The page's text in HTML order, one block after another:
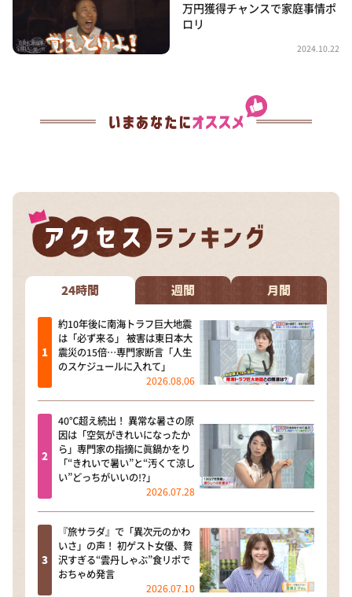
万円獲得チャンスで家庭事情ポ
ロリ
2024.10.22
24時間 週間 月間
約10年後に南海トラフ巨大地震
は「必ず来る」 被害は東日本大
震災の15倍…専門家断言「人生
のスケジュールに入れて」
2026.08.06
40℃超え続出！ 異常な暑さの原
因は「空気がきれいになったか
ら」専門家の指摘に眞鍋かをり
「“きれいで暑い”と“汚くて涼し
い”どっちがいいの!?」
2026.07.28
『旅サラダ』で「異次元のかわ
いさ」の声！ 初ゲスト女優、贅
沢すぎる“雲丹しゃぶ”食リポで
おちゃめ発言
2026.07.10